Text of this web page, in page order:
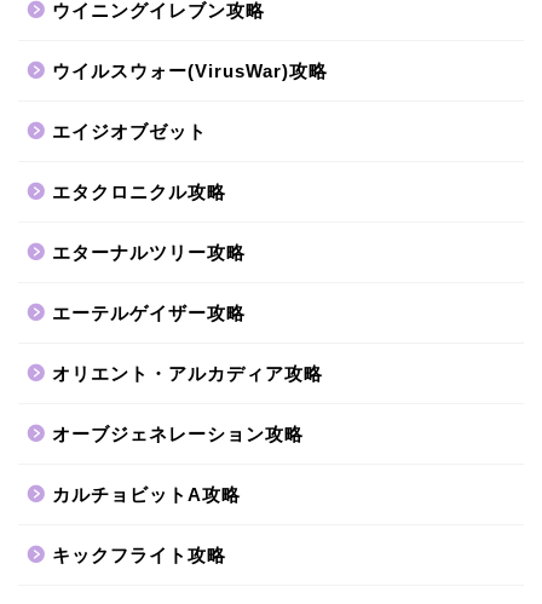
ウイニングイレブン攻略
ウイルスウォー(VirusWar)攻略
エイジオブゼット
エタクロニクル攻略
エターナルツリー攻略
エーテルゲイザー攻略
オリエント・アルカディア攻略
オーブジェネレーション攻略
カルチョビットA攻略
キックフライト攻略